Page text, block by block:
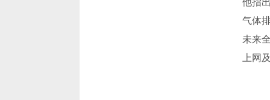
他指
气体
未来
上网